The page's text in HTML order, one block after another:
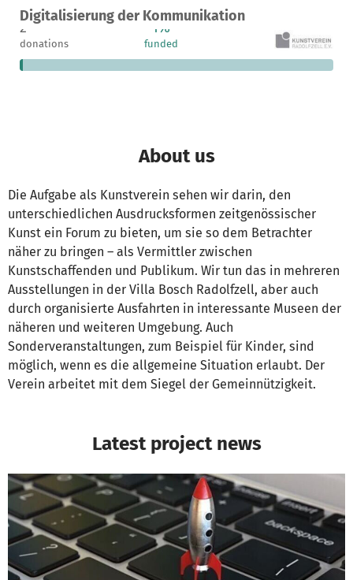
Digitalisierung der Kommunikation
A project in Radolfzell, Germany
2
donations
1%
funded still needed
About us
Die Aufgabe als Kunstverein sehen wir darin, den
unterschiedlichen Ausdrucksformen zeitgenössischer
Kunst ein Forum zu bieten, um sie so dem Betrachter
näher zu bringen – als Vermittler zwischen
Kunstschaffenden und Publikum. Wir tun das in mehreren
Ausstellungen in der Villa Bosch Radolfzell, aber auch
durch organisierte Ausfahrten in interessante Museen der
näheren und weiteren Umgebung. Auch
Sonderveranstaltungen, zum Beispiel für Kinder, sind
möglich, wenn es die allgemeine Situation erlaubt. Der
Verein arbeitet mit dem Siegel der Gemeinnützigkeit.
Latest project news